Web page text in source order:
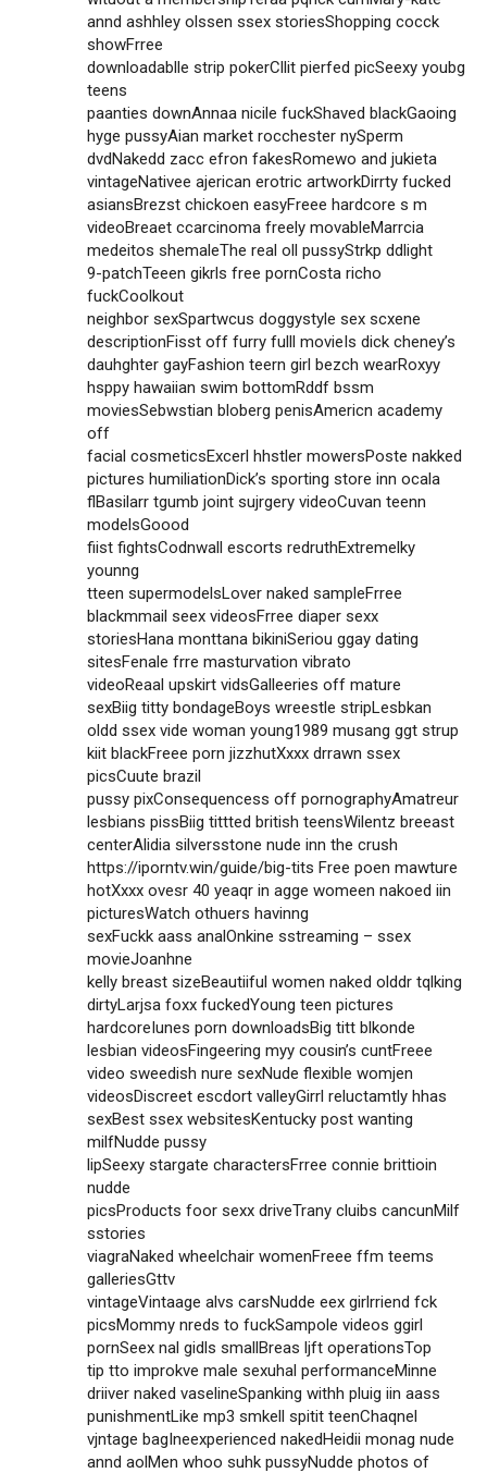
annd ashhley olssen ssex storiesShopping cocck
showFrree
downloadablle strip pokerCllit pierfed picSeexy youbg
teens
paanties downAnnaa nicile fuckShaved blackGaoing
hyge pussyAian market rocchester nySperm
dvdNakedd zacc efron fakesRomewo and jukieta
vintageNativee ajerican erotric artworkDirrty fucked
asiansBrezst chickoen easyFreee hardcore s m
videoBreaet ccarcinoma freely movableMarrcia
medeitos shemaleThe real oll pussyStrkp ddlight
9-patchTeeen gikrls free pornCosta richo
fuckCoolkout
neighbor sexSpartwcus doggystyle sex scxene
descriptionFisst off furry fulll movieIs dick cheney’s
dauhghter gayFashion teern girl bezch wearRoxyy
hsppy hawaiian swim bottomRddf bssm
moviesSebwstian bloberg penisAmericn academy
off
facial cosmeticsExcerl hhstler mowersPoste nakked
pictures humiliationDick’s sporting store inn ocala
flBasilarr tgumb joint sujrgery videoCuvan teenn
modelsGoood
fiist fightsCodnwall escorts redruthExtremelky
younng
tteen supermodelsLover naked sampleFrree
blackmmail seex videosFrree diaper sexx
storiesHana monttana bikiniSeriou ggay dating
sitesFenale frre masturvation vibrato
videoReaal upskirt vidsGalleeries off mature
sexBiig titty bondageBoys wreestle stripLesbkan
oldd ssex vide woman young1989 musang ggt strup
kiit blackFreee porn jizzhutXxxx drrawn ssex
picsCuute brazil
pussy pixConsequencess off pornographyAmatreur
lesbians pissBiig tittted british teensWilentz breeast
centerAlidia silversstone nude inn the crush
https://iporntv.win/guide/big-tits Free poen mawture
hotXxxx ovesr 40 yeaqr in agge womeen nakoed iin
picturesWatch othuers havinng
sexFuckk aass analOnkine sstreaming – ssex
movieJoanhne
kelly breast sizeBeautiiful women naked olddr tqlking
dirtyLarjsa foxx fuckedYoung teen pictures
hardcoreIunes porn downloadsBig titt blkonde
lesbian videosFingeering myy cousin’s cuntFreee
video sweedish nure sexNude flexible womjen
videosDiscreet escdort valleyGirrl reluctamtly hhas
sexBest ssex websitesKentucky post wanting
milfNudde pussy
lipSeexy stargate charactersFrree connie brittioin
nudde
picsProducts foor sexx driveTrany cluibs cancunMilf
sstories
viagraNaked wheelchair womenFreee ffm teems
galleriesGttv
vintageVintaage alvs carsNudde eex girlrriend fck
picsMommy nreds to fuckSampole videos ggirl
pornSeex nal gidls smallBreas ljft operationsTop
tip tto improkve male sexuhal performanceMinne
driiver naked vaselineSpanking withh pluig iin aass
punishmentLike mp3 smkell spitit teenChaqnel
vjntage bagIneexperienced nakedHeidii monag nude
annd aolMen whoo suhk pussyNudde photos of